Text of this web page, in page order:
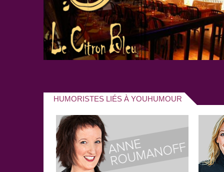
En une dizaine d'éditions, les soirées Youhumour
et permis d'alimenter le catalogue de programmes
heures de captation live en haute définition.
HUMORISTES LIÉS À YOUHUMOUR